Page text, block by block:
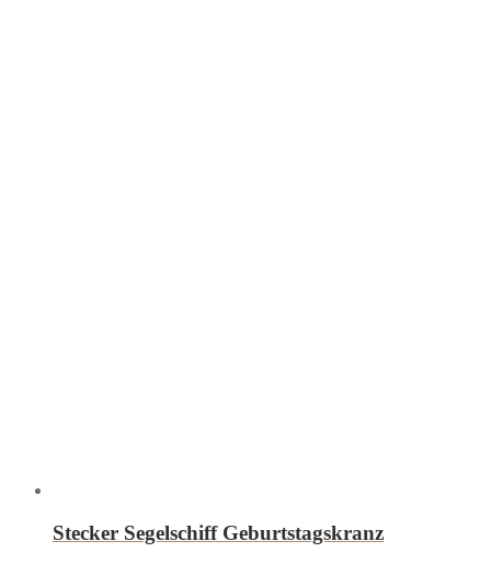
Stecker Segelschiff Geburtstagskranz